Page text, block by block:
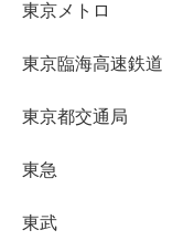
東京メトロ
東京臨海高速鉄道
東京都交通局
東急
東武